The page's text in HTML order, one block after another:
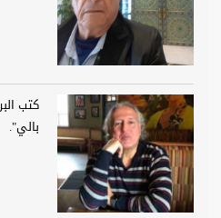
كتب
بالي".